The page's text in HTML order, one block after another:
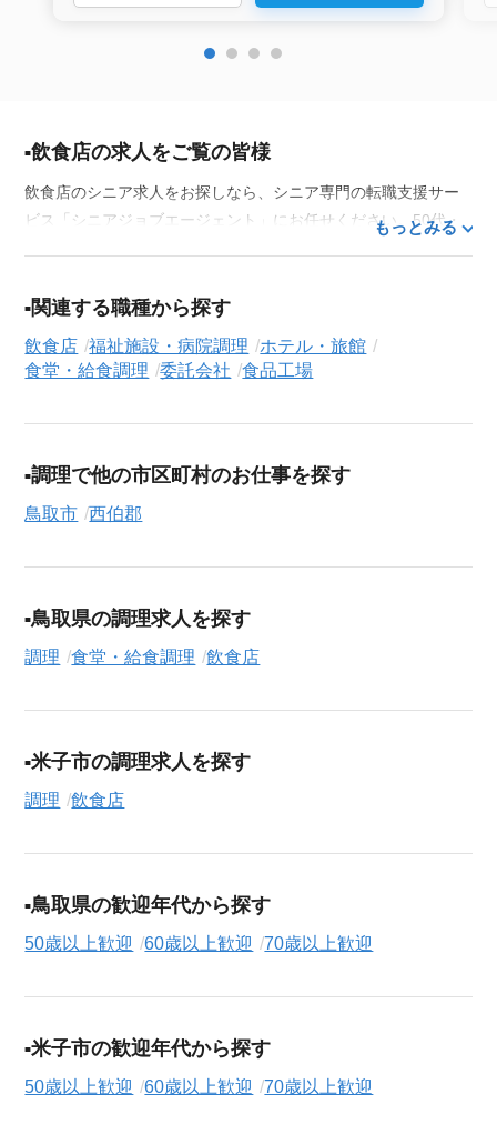
飲食店の求人をご覧の皆様
飲食店のシニア求人をお探しなら、シニア専門の転職支援サー
ビス「シニアジョブエージェント」にお任せください。50代・
ポートします。この求人を含む
の非公開求人です。
気になる求人がございましたら、まずは「求人紹介を依頼す
イザーが、これまでのご経歴やご希望を丁寧にヒアリングし、
職務経歴書の作成から面接対策、企業との条件交渉まで、転職
シニアジョブエージェントでは、豊富な求人情報の中から、あ
なたの希望に合ったお仕事を簡単に見つけられます。雇用形態
（正社員、契約社員、アルバイト・パート
たこだわり条件での絞り込み検索も可能です。
この飲食店の求人にご興味をお持ちの方はもちろん、「まずは
ス（無料）にお申し込みください。
もっとみる
関連する職種から探す
飲食店 福祉施設・病院調理
ホテル・旅館
食堂・給食調理
委託会社 食品工場
調理で他の市区町村のお仕事を探す
鳥取市 西伯郡
鳥取県の調理求人を探す
調理 食堂・給食調理 飲食店
米子市の調理求人を探す
調理 飲食店
鳥取県の歓迎年代から探す
50歳以上歓迎 60歳以上歓迎 70歳以上歓迎
米子市の歓迎年代から探す
50歳以上歓迎 60歳以上歓迎 70歳以上歓迎